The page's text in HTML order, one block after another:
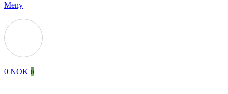
Meny
0 NOK 0